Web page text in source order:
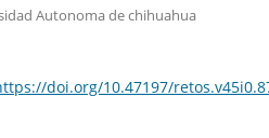
Autonoma de chihuahua
doi.org/10.47197/